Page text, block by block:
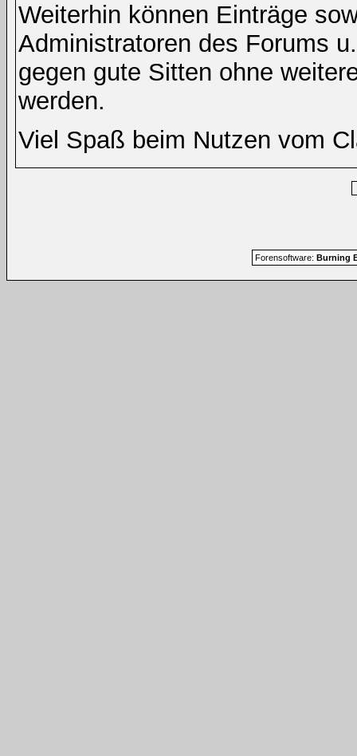
Weiterhin können Einträge
Administratoren des Forums
gegen gute Sitten ohne
werden.
Viel Spaß beim Nutzen vom
Forensoftware: Burning